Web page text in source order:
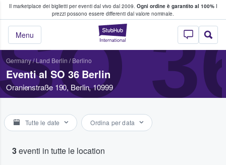
Il marketplace dei biglietti per eventi dal vivo dal 2009. Ogni ordine è garantito al 100%I
prezzi possono essere differenti dal valore nominale.
StubHub - Dove
Menu
fan comprano e vendono biglietti
Germany/ Land Berlin / Berlino
Eventi al SO 36 Berlin
Oranienstraße 190, Berlin, 10999
Tutte le date Ordina per data
3eventi in tutte le location